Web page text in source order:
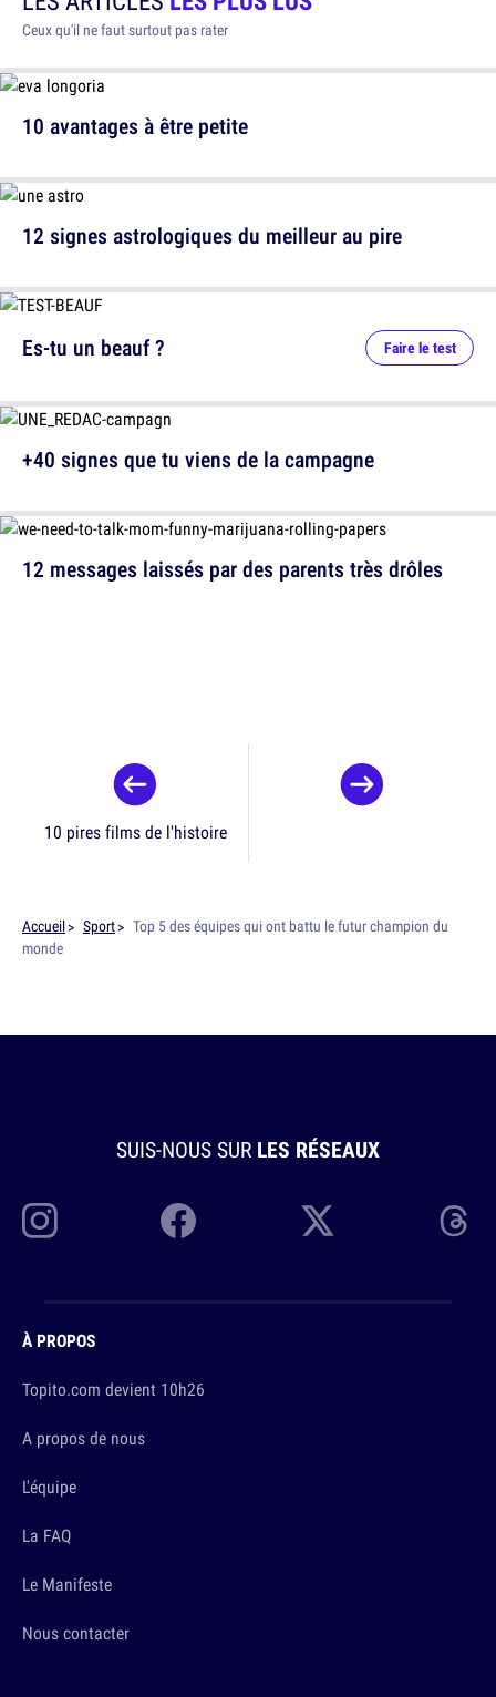
Ceux qu'il ne faut surtout pas rater
10 avantages à être petite
12 signes astrologiques du meilleur au pire
12 messages laissés par des parents très drôles
Es-tu un beauf ? Faire le test
+40 signes que tu viens de la campagne
10 pires films de l'histoire
Accueil Sport
Top 5 des équipes qui ont battu le futur champion du
monde
SUIS-NOUS SUR LES RÉSEAUX
À PROPOS
Topito.com devient 10h26
A propos de nous
L'équipe
La FAQ
Le Manifeste
Nous contacter